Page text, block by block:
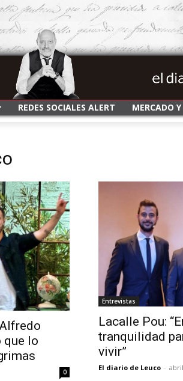
REDES SOCIALES ALERT MERCADO
que lo
0
Entrevistas
Lacalle Pou:
tranquilidad
vivir”
El diario de Leuco -